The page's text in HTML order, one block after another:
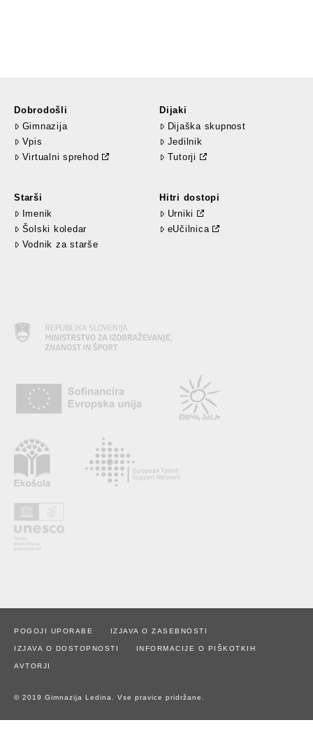
Dobrodošli
Gimnazija
Vpis
Virtualni sprehod
Dijaki
Dijaška skupnost
Jedilnik
Tutorji
Starši
Imenik
Šolski koledar
Vodnik za starše
Hitri dostopi
Urniki
eUčilnica
POGOJI UPORABE IZJAVA O ZASEBNOSTI
IZJAVA O DOSTOPNOSTI INFORMACIJE O PIŠKOTKIH
AVTORJI
© 2019 Gimnazija Ledina. Vse pravice pridržane.